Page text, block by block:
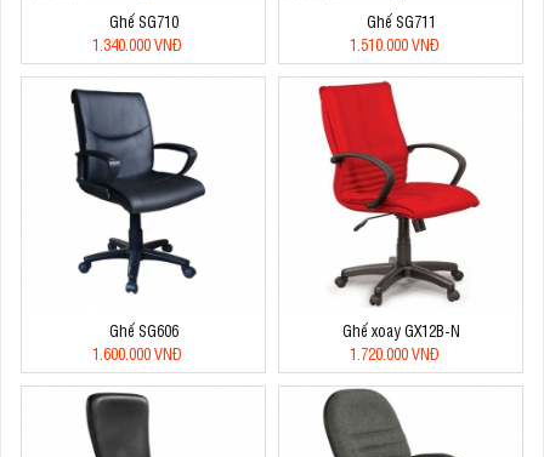
Ghế SG710
1.340.000 VNĐ
Ghế SG711
1.510.000 VNĐ
Ghế SG606
1.600.000 VNĐ
Ghế xoay GX12B-N
1.720.000 VNĐ